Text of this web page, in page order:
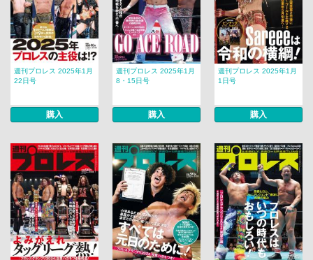
週刊プロレス 2025年1月
22日号
購入
週刊プロレス 2025年1月
8・15日号
購入
週刊プロレス 2025年1月
1日号
購入